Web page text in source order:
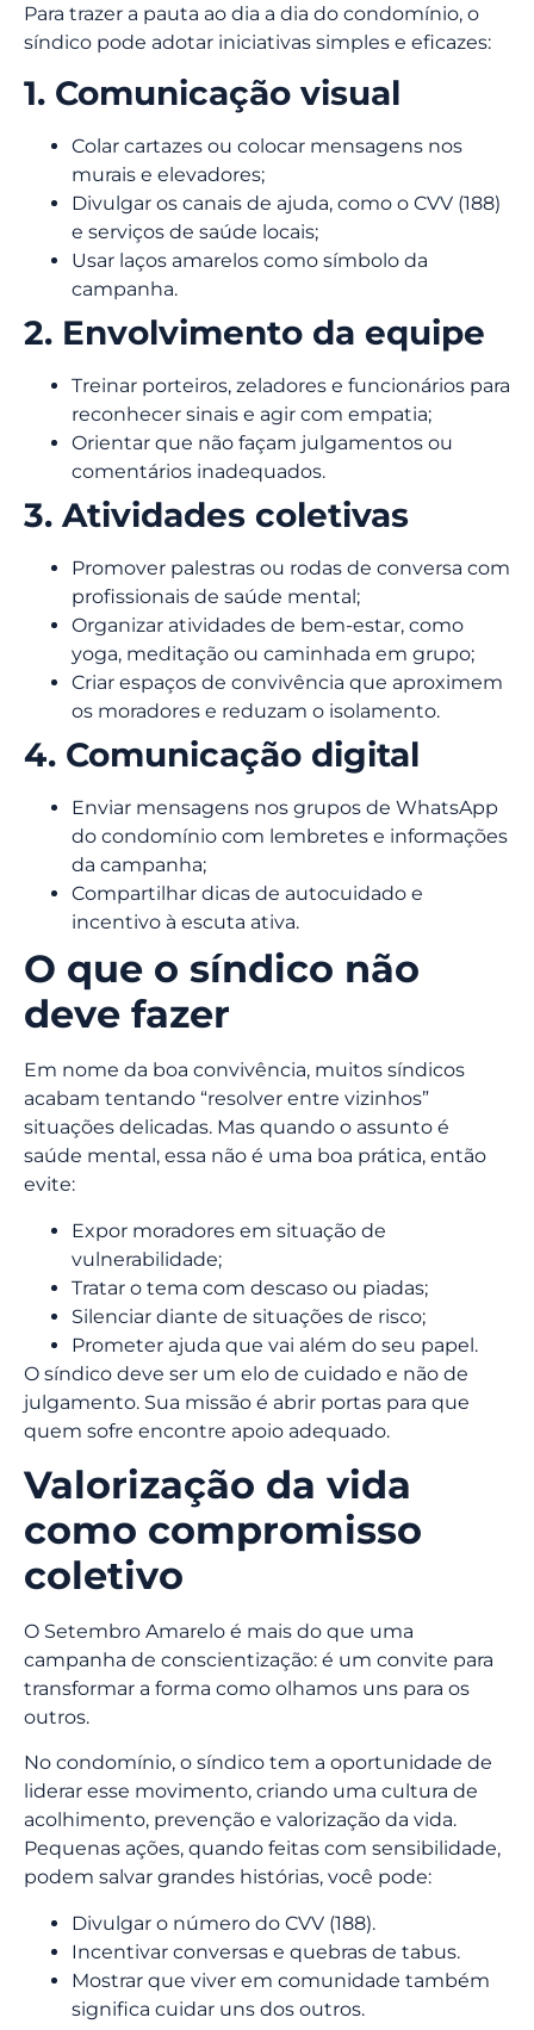
Para trazer a pauta ao dia a dia do condomínio, o
síndico pode adotar iniciativas simples e eficazes:
1. Comunicação visual
Colar cartazes ou colocar mensagens nos
murais e elevadores;
Divulgar os canais de ajuda, como o CVV (188)
e serviços de saúde locais;
Usar laços amarelos como símbolo da
campanha.
2. Envolvimento da equipe
Treinar porteiros, zeladores e funcionários para
reconhecer sinais e agir com empatia;
Orientar que não façam julgamentos ou
comentários inadequados.
3. Atividades coletivas
Promover palestras ou rodas de conversa com
profissionais de saúde mental;
Organizar atividades de bem-estar, como
yoga, meditação ou caminhada em grupo;
Criar espaços de convivência que aproximem
os moradores e reduzam o isolamento.
4. Comunicação digital
Enviar mensagens nos grupos de WhatsApp
do condomínio com lembretes e informações
da campanha;
Compartilhar dicas de autocuidado e
incentivo à escuta ativa.
O que o síndico não
deve fazer
Em nome da boa convivência, muitos síndicos
acabam tentando “resolver entre vizinhos”
situações delicadas. Mas quando o assunto é
saúde mental, essa não é uma boa prática, então
evite:
Expor moradores em situação de
vulnerabilidade;
Tratar o tema com descaso ou piadas;
Silenciar diante de situações de risco;
Prometer ajuda que vai além do seu papel.
O síndico deve ser um elo de cuidado e não de
julgamento. Sua missão é abrir portas para que
quem sofre encontre apoio adequado.
Valorização da vida
como compromisso
coletivo
O Setembro Amarelo é mais do que uma
campanha de conscientização: é um convite para
transformar a forma como olhamos uns para os
outros.
No condomínio, o síndico tem a oportunidade de
liderar esse movimento, criando uma cultura de
acolhimento, prevenção e valorização da vida.
Pequenas ações, quando feitas com sensibilidade,
podem salvar grandes histórias, você pode:
Divulgar o número do CVV (188).
Incentivar conversas e quebras de tabus.
Mostrar que viver em comunidade também
significa cuidar uns dos outros.